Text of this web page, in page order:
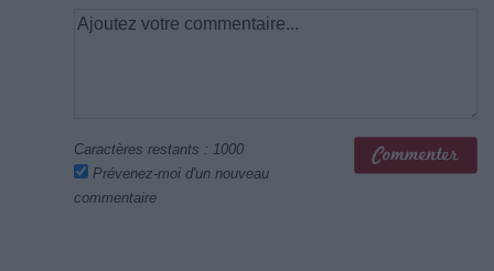
Caractères restants : 1000
Prévenez-moi d'un nouveau
commentaire